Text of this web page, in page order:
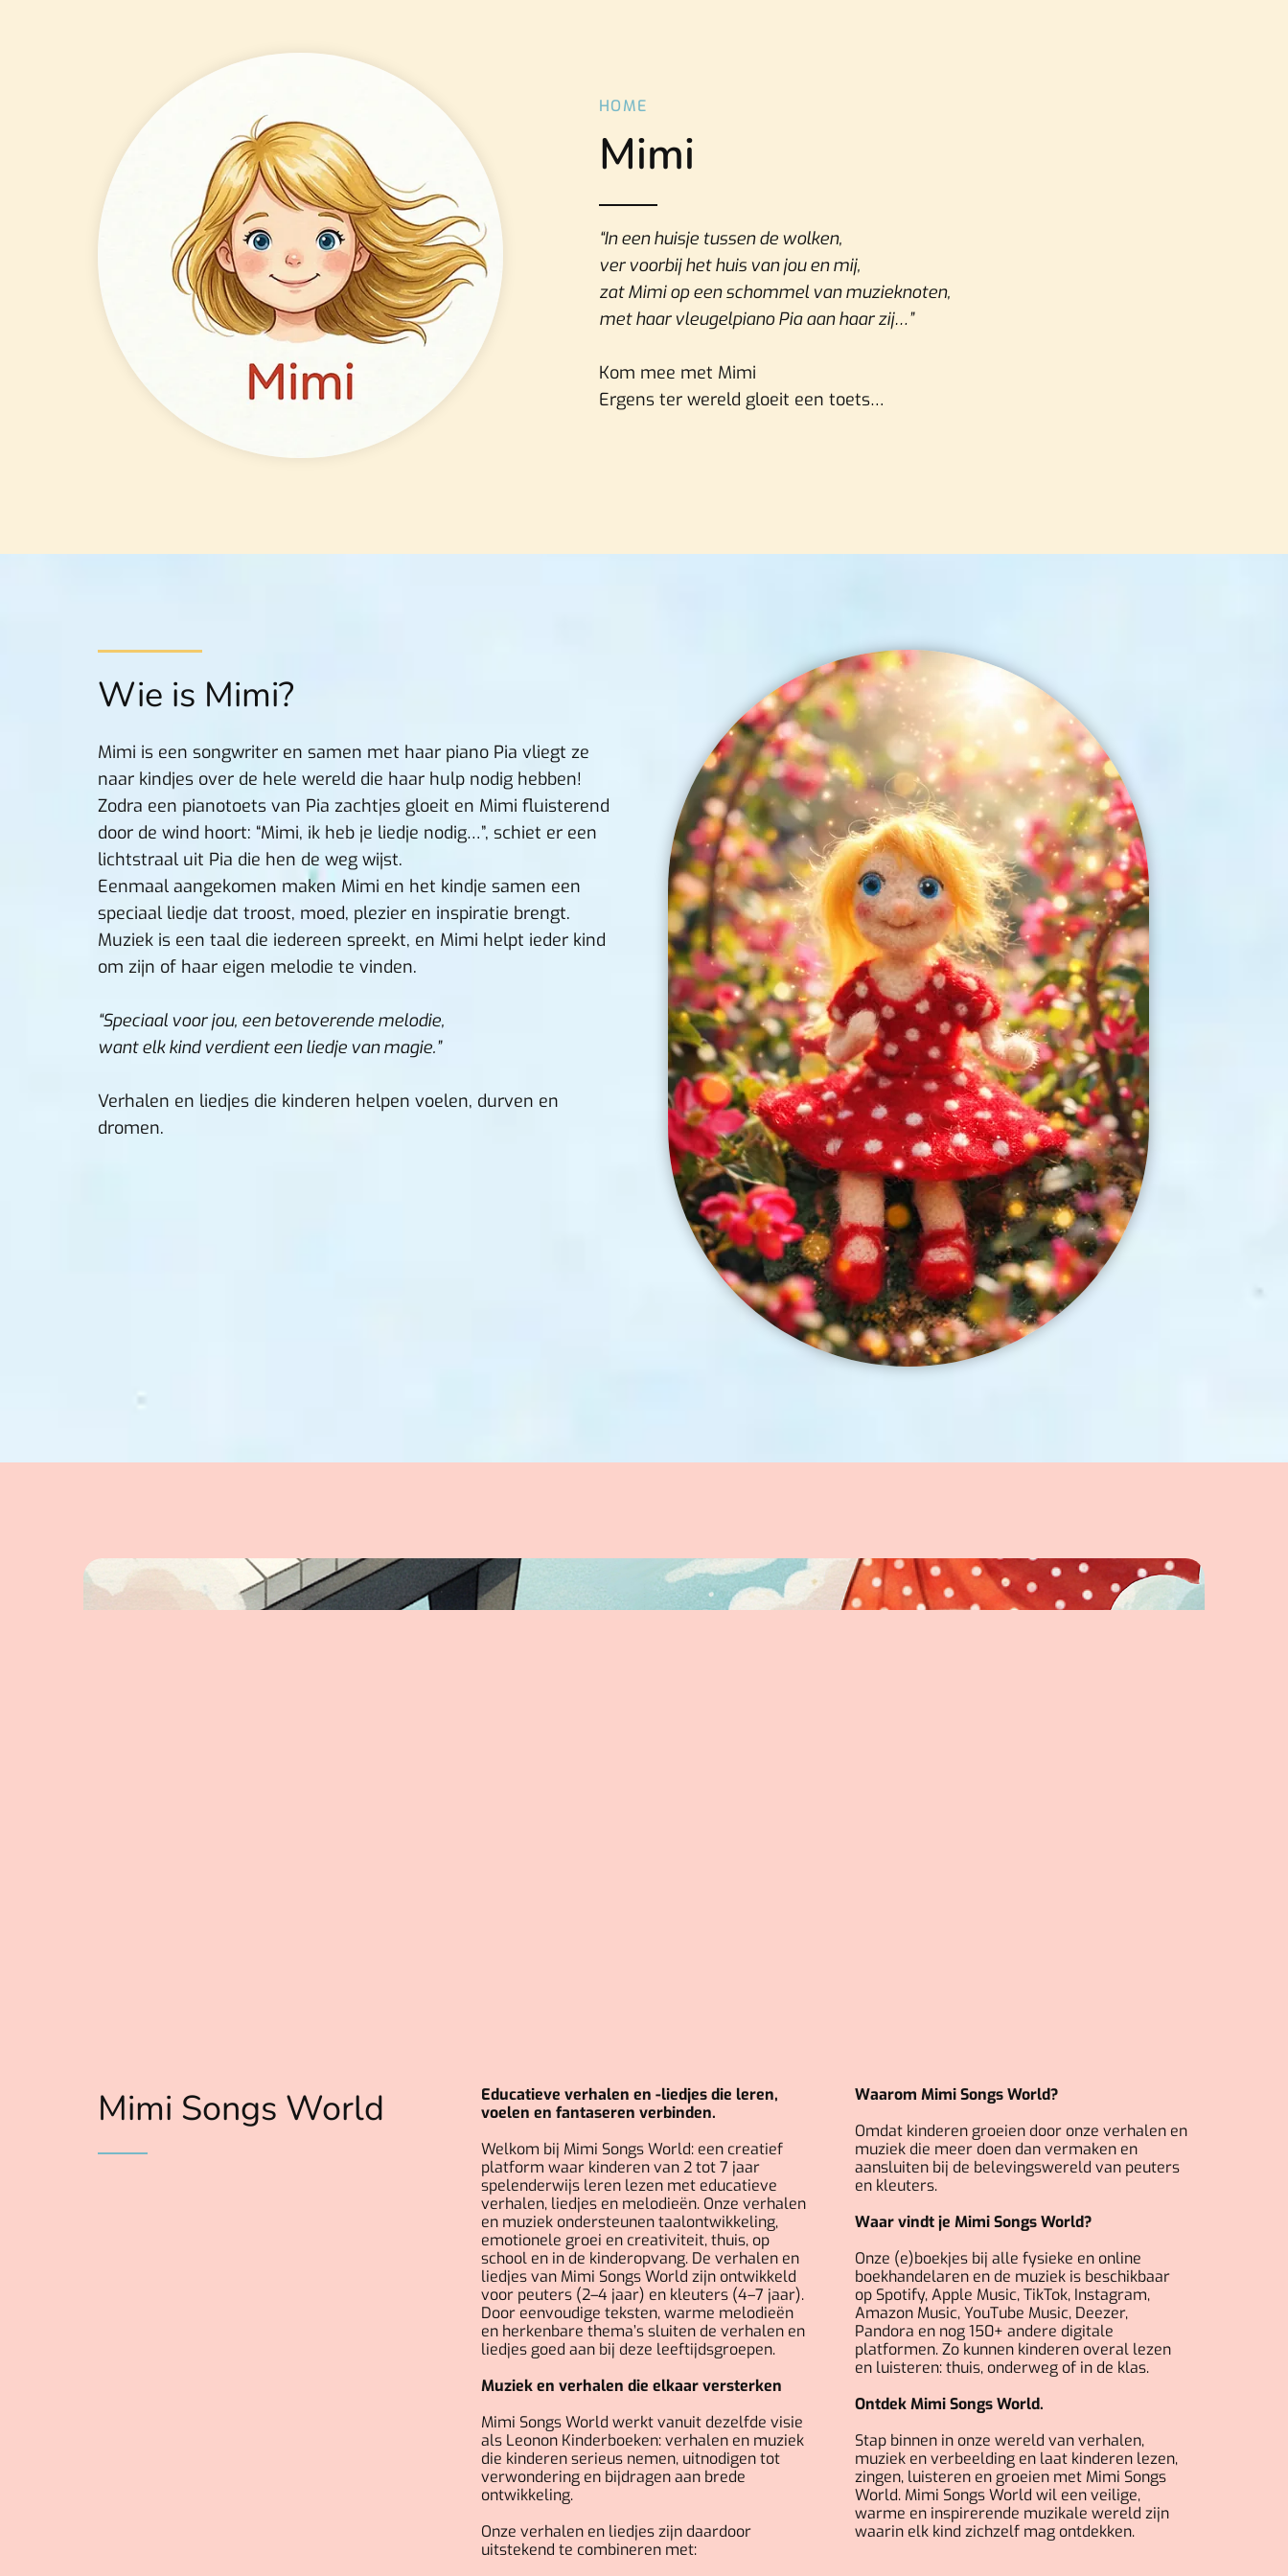
HOME
Mimi
“In een huisje tussen de wolken,
ver voorbij het huis van jou en mij,
zat Mimi op een schommel van muzieknoten,
met haar vleugelpiano Pia aan haar zij…”
Kom mee met Mimi
Ergens ter wereld gloeit een toets…
Wie is Mimi?
Mimi is een songwriter en samen met haar piano Pia vliegt ze
naar kindjes over de hele wereld die haar hulp nodig hebben!
Zodra een pianotoets van Pia zachtjes gloeit en Mimi fluisterend
door de wind hoort: “Mimi, ik heb je liedje nodig…”, schiet er een
lichtstraal uit Pia die hen de weg wijst.
Eenmaal aangekomen maken Mimi en het kindje samen een
speciaal liedje dat troost, moed, plezier en inspiratie brengt.
Muziek is een taal die iedereen spreekt, en Mimi helpt ieder kind
om zijn of haar eigen melodie te vinden.
“Speciaal voor jou, een betoverende melodie,
want elk kind verdient een liedje van magie.”
Verhalen en liedjes die kinderen helpen voelen, durven en
dromen.
Mimi Songs World
Educatieve verhalen en -liedjes die leren,
voelen en fantaseren verbinden.
Welkom bij Mimi Songs World: een creatief
platform waar kinderen van 2 tot 7 jaar
spelenderwijs leren lezen met educatieve
verhalen, liedjes en melodieën. Onze verhalen
en muziek ondersteunen taalontwikkeling,
emotionele groei en creativiteit, thuis, op
school en in de kinderopvang. De verhalen en
liedjes van Mimi Songs World zijn ontwikkeld
voor peuters (2–4 jaar) en kleuters (4–7 jaar).
Door eenvoudige teksten, warme melodieën
en herkenbare thema’s sluiten de verhalen en
liedjes goed aan bij deze leeftijdsgroepen.
Muziek en verhalen die elkaar versterken
Mimi Songs World werkt vanuit dezelfde visie
als Leonon Kinderboeken: verhalen en muziek
die kinderen serieus nemen, uitnodigen tot
verwondering en bijdragen aan brede
ontwikkeling.
Onze verhalen en liedjes zijn daardoor
uitstekend te combineren met:
Waarom Mimi Songs World?
Omdat kinderen groeien door onze verhalen en
muziek die meer doen dan vermaken en
aansluiten bij de belevingswereld van peuters
en kleuters.
Waar vindt je Mimi Songs World?
Onze (e)boekjes bij alle fysieke en online
boekhandelaren en de muziek is beschikbaar
op Spotify, Apple Music, TikTok, Instagram,
Amazon Music, YouTube Music, Deezer,
Pandora en nog 150+ andere digitale
platformen. Zo kunnen kinderen overal lezen
en luisteren: thuis, onderweg of in de klas.
Ontdek Mimi Songs World.
Stap binnen in onze wereld van verhalen,
muziek en verbeelding en laat kinderen lezen,
zingen, luisteren en groeien met Mimi Songs
World. Mimi Songs World wil een veilige,
warme en inspirerende muzikale wereld zijn
waarin elk kind zichzelf mag ontdekken.